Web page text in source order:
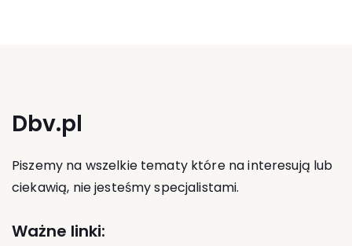
Dbv.pl
Piszemy na wszelkie tematy które na interesują lub
ciekawią, nie jesteśmy specjalistami.
Ważne linki: